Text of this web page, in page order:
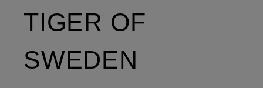
TIGER OF
SWEDEN